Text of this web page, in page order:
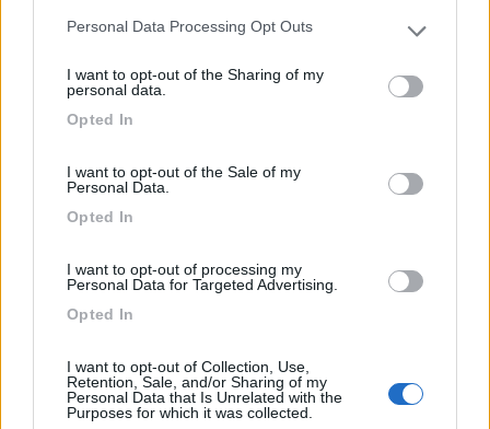
Please note that this website/app uses one or more Google
not limited to your visit or usage behaviour. You may click to
grant or deny consent to Google and its third-party tags to
use your data for below specified purposes in below Google
Personal Data Processing Opt Outs
I want to opt-out of the Sharing of my
personal data.
Opted In
I want to opt-out of the Sale of my
Personal Data.
Opted In
I want to opt-out of processing my
Personal Data for Targeted Advertising.
Opted In
I want to opt-out of Collection, Use,
Retention, Sale, and/or Sharing of my
Personal Data that Is Unrelated with the
Purposes for which it was collected.
lasciano molto a desiderare come struttura e
pulizia. Piazzole mal tenute, con ciottoli e foglie
ovunque. Ferrovia attaccata alla piazzola con treni
Nessuna animazione, no piscina, solo piccolo
parco giochi per bambini con uno scivolo.
Ristorante / pizzeria molto deludente, per
mangiare un piatto di pasta al pesto abbiamo
aspettato 2h... E poi alla fine era cruda! Il bar alla
mattina apre dopo le 8.30, per fare colazione alla
Prezzi come un 5 stelle! Io non lo consiglio!
Accessibilità Caratteristiche Posizione